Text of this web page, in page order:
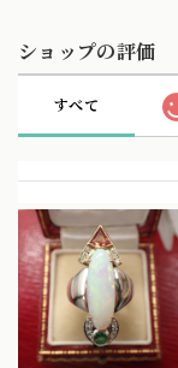
ショップの評価
すべて